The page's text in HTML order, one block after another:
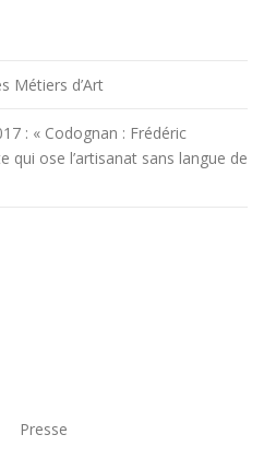
Métiers d’Art
: « Codognan : Frédéric
qui ose l’artisanat sans langue de
Presse